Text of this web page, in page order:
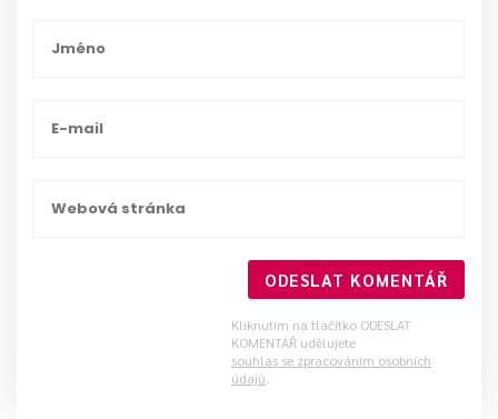
ODESLAT KOMENTÁŘ
Kliknutím na tlačítko ODESLAT
KOMENTÁŘ udělujete
souhlas se zpracováním osobních
údajů.